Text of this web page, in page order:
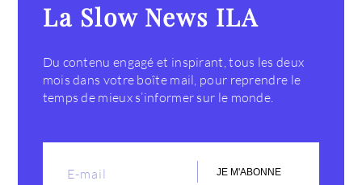
La Slow News ILA
Du contenu engagé et inspirant, tous les deux
mois dans votre boîte mail, pour reprendre le
temps de mieux s’informer sur le monde.
JE M'ABONNE